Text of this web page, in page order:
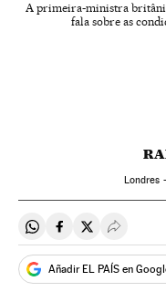
A primeira-ministra
fala sobre as
Londres -
Compartir en
Compartir en
Compartir
Añadir EL PAÍS en